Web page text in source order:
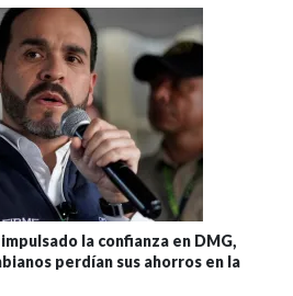
la confianza en DMG,
perdían sus ahorros en la